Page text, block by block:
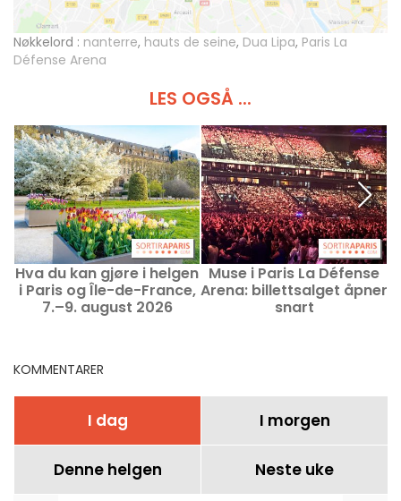
Nøkkelord : nanterre, hauts de seine, Dua Lipa, Paris La
Défense Arena
LES OGSÅ ...
Hva du kan gjøre i helgen
i Paris og Île-de-France,
7.–9. august 2026
Muse i Paris La Défense
Arena: billettsalget åpner
snart
KOMMENTARER
I dag I morgen
Denne helgen Neste uke